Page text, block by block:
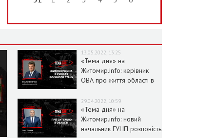
13.05.2022, 13:25
«Тема дня» на
Житомир.info: керівник
ОВА про життя області в
29.04.2022, 10:59
«Тема дня» на
Житомир.info: новий
начальник ГУНП розповість